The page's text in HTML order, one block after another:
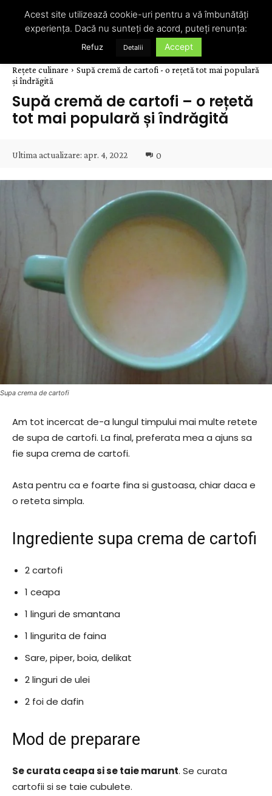
Rețete culinare
Supă cremă de cartofi - o rețetă tot mai populară
și îndrăgită
Supă cremă de cartofi – o rețetă
tot mai populară și îndrăgită
Ultima actualizare: apr. 4, 2022 0
Supa crema de cartofi
Am tot incercat de-a lungul timpului mai multe retete
de supa de cartofi. La final, preferata mea a ajuns sa
fie supa crema de cartofi.
Asta pentru ca e foarte fina si gustoasa, chiar daca e
o reteta simpla.
Ingrediente supa crema de cartofi
2 cartofi
1 ceapa
1 linguri de smantana
1 lingurita de faina
Sare, piper, boia, delikat
2 linguri de ulei
2 foi de dafin
Mod de preparare
Se curata ceapa si se taie marunt. Se curata
cartofii si se taie cubulete.
Acest site utilizează cookie-uri pentru a vă îmbunătăți
experiența. Dacă nu sunteți de acord, puteți renunța:
Refuz Detalii Accept